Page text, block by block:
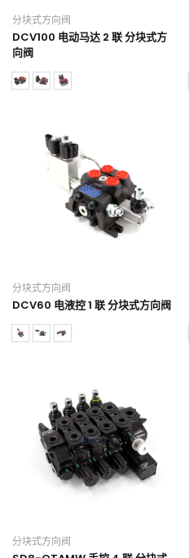
分块式方向阀
DCV100 电动马达 2 联 分块式方
向阀
分块式方向阀
DCV60 电液控 1 联 分块式方向阀
分块式方向阀